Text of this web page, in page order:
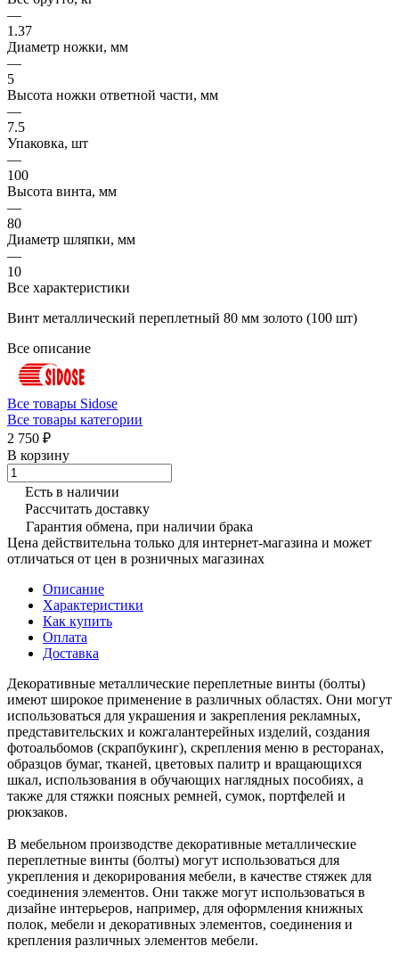
—
1.37
Диаметр ножки, мм
—
5
Высота ножки ответной части, мм
—
7.5
Упаковка, шт
—
100
Высота винта, мм
—
80
Диаметр шляпки, мм
—
10
Все характеристики
Винт металлический переплетный 80 мм золото (100 шт)
Все описание
Все товары Sidose
Все товары категории
2 750 ₽
В корзину
Есть в наличии
Рассчитать доставку
Гарантия обмена, при наличии брака
Цена действительна только для интернет-магазина и может
отличаться от цен в розничных магазинах
Описание
Характеристики
Как купить
Оплата
Доставка
Декоративные металлические переплетные винты (болты)
имеют широкое применение в различных областях. Они могут
использоваться для украшения и закрепления рекламных,
представительских и кожгалантерейных изделий, создания
фотоальбомов (скрапбукинг), скрепления меню в ресторанах,
образцов бумаг, тканей, цветовых палитр и вращающихся
шкал, использования в обучающих наглядных пособиях, а
также для стяжки поясных ремней, сумок, портфелей и
рюкзаков.
В мебельном производстве декоративные металлические
переплетные винты (болты) могут использоваться для
укрепления и декорирования мебели, в качестве стяжек для
соединения элементов. Они также могут использоваться в
дизайне интерьеров, например, для оформления книжных
полок, мебели и декоративных элементов, соединения и
крепления различных элементов мебели.